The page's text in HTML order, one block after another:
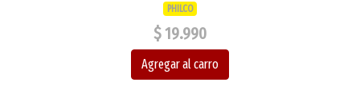
PHILCO
$ 19.990
Agregar al carro